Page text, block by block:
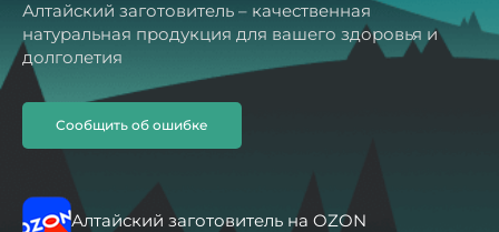
Алтайский заготовитель – качественная
натуральная продукция для вашего здоровья и
долголетия
Сообщить об ошибке
Алтайский заготовитель на OZON